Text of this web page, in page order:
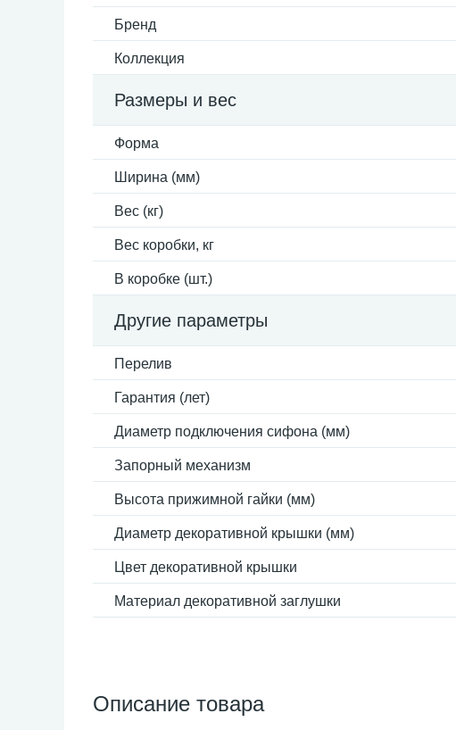
Бренд
Коллекция
Размеры и вес
Форма
Ширина (мм)
Вес (кг)
Вес коробки, кг
В коробке (шт.)
Другие параметры
Перелив
Гарантия (лет)
Диаметр подключения сифона (мм)
Запорный механизм
Высота прижимной гайки (мм)
Диаметр декоративной крышки (мм)
Цвет декоративной крышки
Материал декоративной заглушки
Описание товара